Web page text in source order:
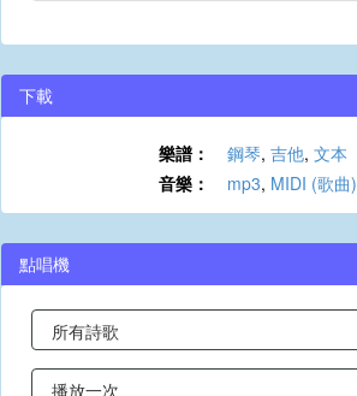
下載
樂譜： 鋼琴, 吉他, 文本
音樂：
mp3, MIDI (歌曲)
點唱機